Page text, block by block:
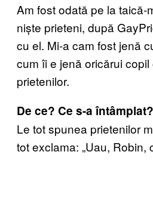
Am fost odată pe la taică-
niște prieteni, după
cu el. Mi-a cam fost jenă
cum îi e jenă oricărui
prietenilor.
De ce? Ce s-a întâmplat?
Le tot spunea prietenilor
tot exclama: „Uau, Robin,